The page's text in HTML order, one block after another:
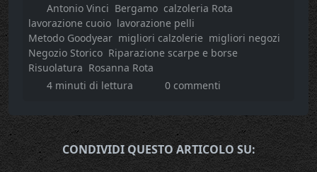
Antonio Vinci Bergamo calzoleria Rota
lavorazione cuoio lavorazione pelli
Metodo Goodyear migliori calzolerie migliori negozi
Negozio Storico Riparazione scarpe e borse
Risuolatura Rosanna Rota
4 minuti di lettura
0 commenti
CONDIVIDI QUESTO ARTICOLO SU: